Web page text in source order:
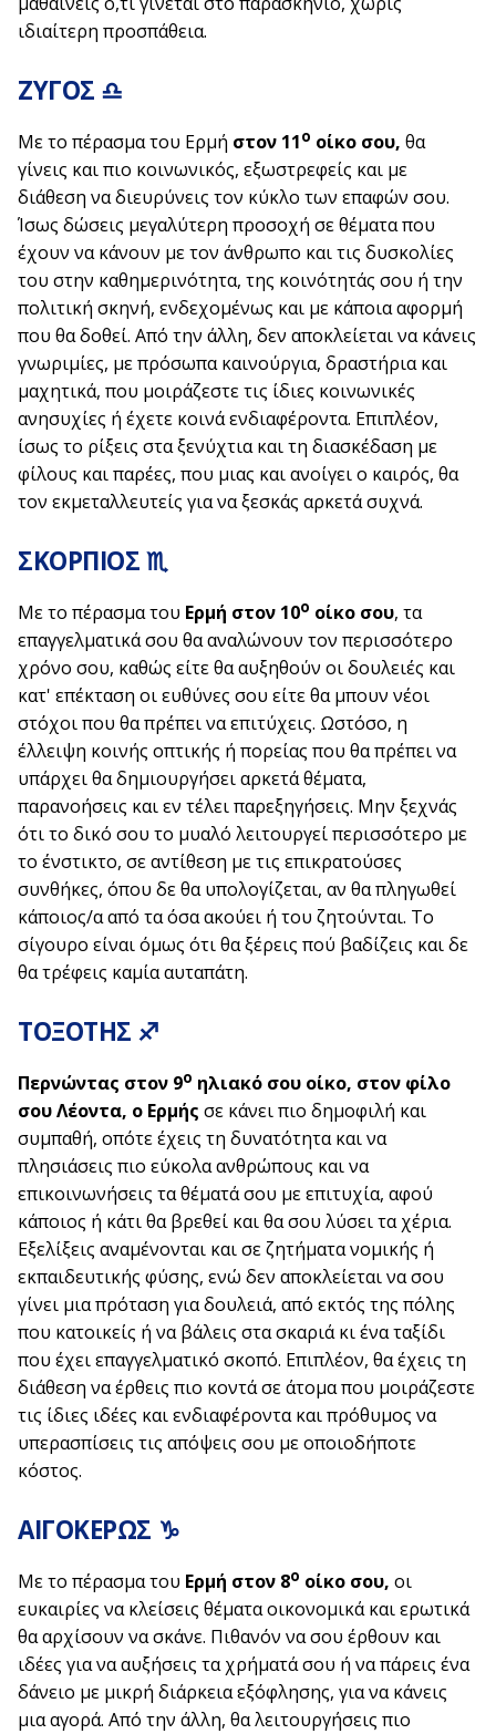
ιδιαίτερη προσπάθεια.
ΖΥΓΟΣ ♎
Με το πέρασμα του Ερμή στον 11ο οίκο σου, θα
γίνεις και πιο κοινωνικός, εξωστρεφείς και με
διάθεση να διευρύνεις τον κύκλο των επαφών σου.
Ίσως δώσεις μεγαλύτερη προσοχή σε θέματα που
έχουν να κάνουν με τον άνθρωπο και τις δυσκολίες
του στην καθημερινότητα, της κοινότητάς σου ή την
πολιτική σκηνή, ενδεχομένως και με κάποια αφορμή
που θα δοθεί. Από την άλλη, δεν αποκλείεται να κάνεις
γνωριμίες, με πρόσωπα καινούργια, δραστήρια και
μαχητικά, που μοιράζεστε τις ίδιες κοινωνικές
ανησυχίες ή έχετε κοινά ενδιαφέροντα. Επιπλέον,
ίσως το ρίξεις στα ξενύχτια και τη διασκέδαση με
φίλους και παρέες, που μιας και ανοίγει ο καιρός, θα
τον εκμεταλλευτείς για να ξεσκάς αρκετά συχνά.
ΣΚΟΡΠΙΟΣ ♏
Με το πέρασμα του Ερμή στον 10ο οίκο σου, τα
επαγγελματικά σου θα αναλώνουν τον περισσότερο
χρόνο σου, καθώς είτε θα αυξηθούν οι δουλειές και
κατ' επέκταση οι ευθύνες σου είτε θα μπουν νέοι
στόχοι που θα πρέπει να επιτύχεις. Ωστόσο, η
έλλειψη κοινής οπτικής ή πορείας που θα πρέπει να
υπάρχει θα δημιουργήσει αρκετά θέματα,
παρανοήσεις και εν τέλει παρεξηγήσεις. Μην ξεχνάς
ότι το δικό σου το μυαλό λειτουργεί περισσότερο με
το ένστικτο, σε αντίθεση με τις επικρατούσες
συνθήκες, όπου δε θα υπολογίζεται, αν θα πληγωθεί
κάποιος/α από τα όσα ακούει ή του ζητούνται. Το
σίγουρο είναι όμως ότι θα ξέρεις πού βαδίζεις και δε
θα τρέφεις καμία αυταπάτη.
ΤΟΞΟΤΗΣ ♐
Περνώντας στον 9ο ηλιακό σου οίκο, στον φίλο
σου Λέοντα, ο Ερμής σε κάνει πιο δημοφιλή και
συμπαθή, οπότε έχεις τη δυνατότητα και να
πλησιάσεις πιο εύκολα ανθρώπους και να
επικοινωνήσεις τα θέματά σου με επιτυχία, αφού
κάποιος ή κάτι θα βρεθεί και θα σου λύσει τα χέρια.
Εξελίξεις αναμένονται και σε ζητήματα νομικής ή
εκπαιδευτικής φύσης, ενώ δεν αποκλείεται να σου
γίνει μια πρόταση για δουλειά, από εκτός της πόλης
που κατοικείς ή να βάλεις στα σκαριά κι ένα ταξίδι
που έχει επαγγελματικό σκοπό. Επιπλέον, θα έχεις τη
διάθεση να έρθεις πιο κοντά σε άτομα που μοιράζεστε
τις ίδιες ιδέες και ενδιαφέροντα και πρόθυμος να
υπερασπίσεις τις απόψεις σου με οποιοδήποτε
κόστος.
ΑΙΓΟΚΕΡΩΣ ♑
Με το πέρασμα του Ερμή στον 8ο οίκο σου, οι
ευκαιρίες να κλείσεις θέματα οικονομικά και ερωτικά
θα αρχίσουν να σκάνε. Πιθανόν να σου έρθουν και
ιδέες για να αυξήσεις τα χρήματά σου ή να πάρεις ένα
δάνειο με μικρή διάρκεια εξόφλησης, για να κάνεις
μια αγορά. Από την άλλη, θα λειτουργήσεις πιο